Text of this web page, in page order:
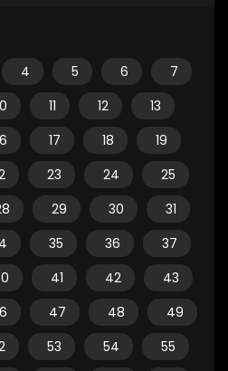
4 5 6
7
11 12
13
17 18
19
23 24
25
29 30
31
35 36
37
41 42
43
47 48
49
53 54
55